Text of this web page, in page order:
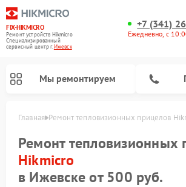
FIX-HIKMICRO
Ремонт устройств Hikmicro
Специализированный
cервисный центр г.Ижевск
+7 (341)
Ежедневно, с
Мы ремонтируем
Главная Ремонт тепловизионных прицелов
Ремонт тепловизионных
Hikmicro
в Ижевске от 500 руб.